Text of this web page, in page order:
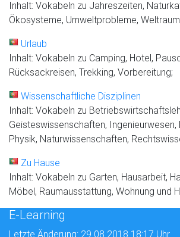
Inhalt: Vokabeln zu Jahreszeiten,
Ökosysteme, Umweltprobleme,
Urlaub
Inhalt: Vokabeln zu Camping, Hotel,
Rücksackreisen, Trekking, Vorbereitung;
Wissenschaftliche Disziplinen
Inhalt: Vokabeln zu
Geisteswissenschaften, Ingenieurwesen,
Physik, Naturwissenschaften,
Zu Hause
Inhalt: Vokabeln zu Garten, Hausarbeit,
Möbel, Raumausstattung, Wohnung und
E-Learning
Letzte Änderung: 29.08.2018 18:17 Uhr